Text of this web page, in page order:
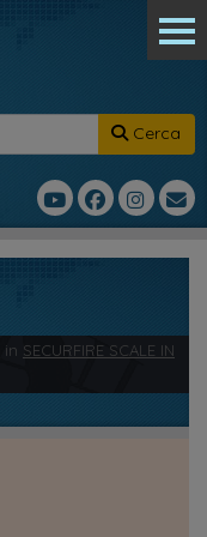
Cerca
in SECURFIRE SCALE IN